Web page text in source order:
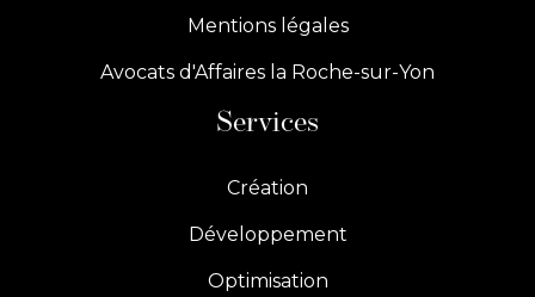
Mentions légales
Avocats d'Affaires la Roche-sur-Yon
Services
Création
Développement
Optimisation